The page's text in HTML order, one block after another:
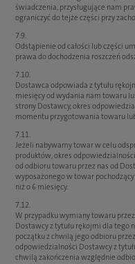
świadczenia, przysługujące nam
ograniczyć do tejże części przy
7.9.
Odstąpienie od całości lub części
prawa do dochodzenia roszczeń
7.10.
Dostawca odpowiada z tytułu
miesięcy od wydania nam towaru
strony Dostawcy, okres
momentu przygotowania towaru
7.11.
Jeżeli nabywamy towar w celu
produktów, okres
od odbioru towaru przez nas od
wyposażonego w towar
niż o 6 miesięcy.
7.12.
W przypadku wymiany towaru
Dostawcy z tytułu rękojmi dla tego
początku z chwilą jego odbioru
odpowiedzialności Dostawcy z
chwilą zakończenia względnie